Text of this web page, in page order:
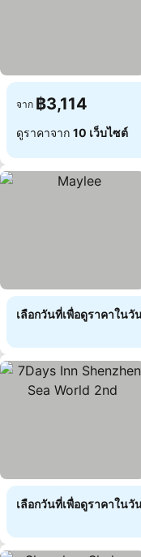
จาก ฿3,114
ดูราคาจาก 10 เว็บไซต์
เลือกวันที่เพื่อดูราคาในวั
เลือกวันที่เพื่อดูราคาในวั